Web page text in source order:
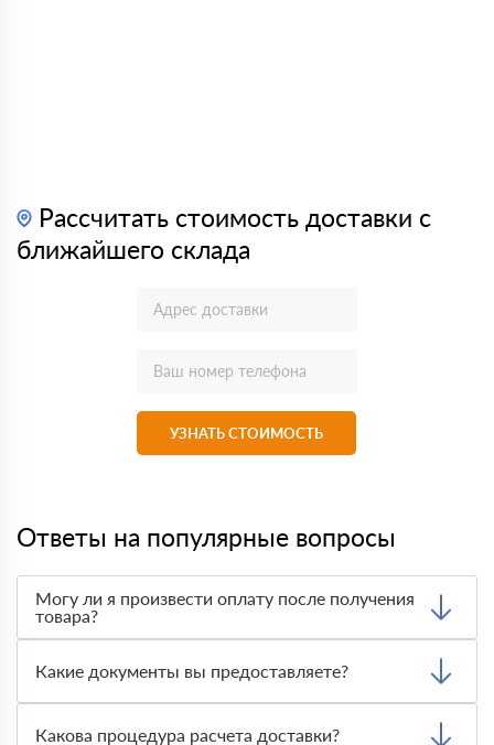
Рассчитать стоимость доставки с
ближайшего склада
УЗНАТЬ СТОИМОСТЬ
Ответы на популярные вопросы
Могу ли я произвести оплату после получения
товара?
Тем не менее, если качество полученных вами товаров
неприемлемо, вы можете отказаться от них.
Какие документы вы предоставляете?
как сертификаты подлинности, удостоверения качества
Какова процедура расчета доставки?